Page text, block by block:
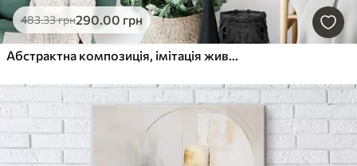
483.33грн290.00 грн
Абстрактна композиція, імітація живопису